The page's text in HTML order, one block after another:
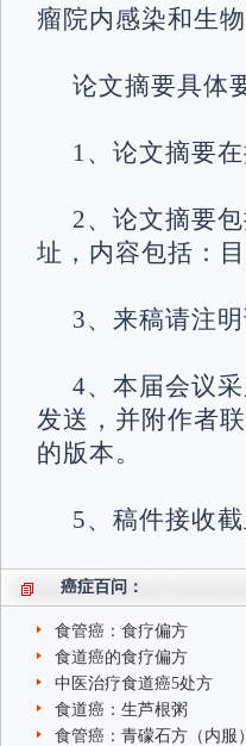
瘤院内感染和生
论文摘要具体
1、论文摘要
2、论文摘要
址，内容包括：
3、来稿请注
4、本届会议
发送，并附作者
的版本。
5、稿件接收
癌症百问：
食管癌：食疗偏方
食道癌的食疗偏方
中医治疗食道癌5处方
食道癌：生芦根粥
食管癌：青礞石方（内服）